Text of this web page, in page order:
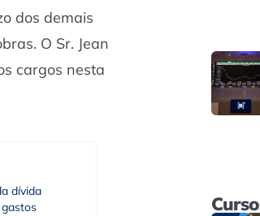
dos demais
O Sr. Jean
cargos nesta
dívida